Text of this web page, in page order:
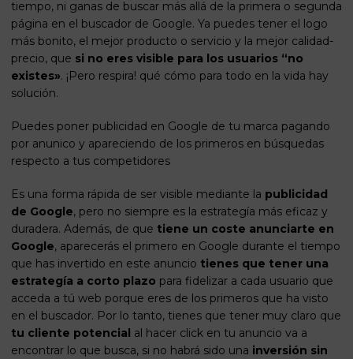
tiempo, ni ganas de buscar más allá de la primera o segunda
página en el buscador de Google. Ya puedes tener el logo
más bonito, el mejor producto o servicio y la mejor calidad-
precio, que si no eres visible para los usuarios “no
existes». ¡Pero respira! qué cómo para todo en la vida hay
solución.
Puedes poner publicidad en Google de tu marca pagando
por anunico y apareciendo de los primeros en búsquedas
respecto a tus competidores
Es una forma rápida de ser visible mediante la publicidad
de Google, pero no siempre es la estrategía más eficaz y
duradera. Además, de que tiene un coste anunciarte en
Google, aparecerás el primero en Google durante el tiempo
que has invertido en este anuncio tienes que tener una
estrategía a corto plazo para fidelizar a cada usuario que
acceda a tú web porque eres de los primeros que ha visto
en el buscador. Por lo tanto, tienes que tener muy claro que
tu cliente potencial al hacer click en tu anuncio va a
encontrar lo que busca, si no habrá sido una inversión sin